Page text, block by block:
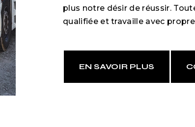
plus notre désir de réussir.
qualifiée et travaille avec
EN SAVOIR PLUS